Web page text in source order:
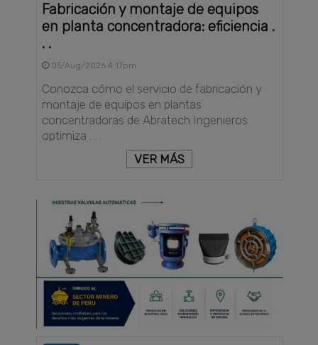
Fabricación y montaje de equipos
en planta concentradora: eficiencia .
. .
05/Aug/2026 4:17pm
Conozca cómo el servicio de fabricación y
montaje de equipos en plantas
concentradoras de Abratech Ingenieros
optimiza . . .
VER MÁS